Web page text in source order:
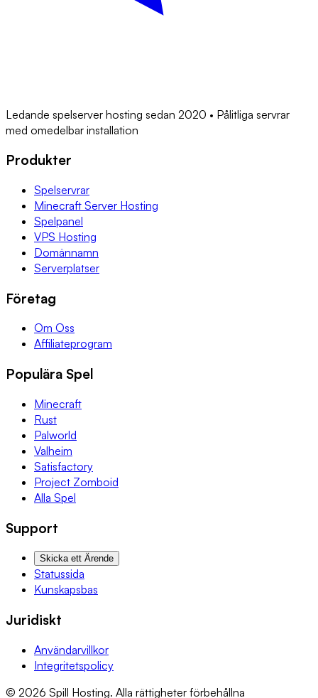
Ledande spelserver hosting sedan 2020 • Pålitliga servrar
med omedelbar installation
Produkter
Spelservrar
Minecraft Server Hosting
Spelpanel
VPS Hosting
Domännamn
Serverplatser
Företag
Om Oss
Affiliateprogram
Populära Spel
Minecraft
Rust
Palworld
Valheim
Satisfactory
Project Zomboid
Alla Spel
Support
Skicka ett Ärende
Statussida
Kunskapsbas
Juridiskt
Användarvillkor
Integritetspolicy
© 2026 Spill Hosting. Alla rättigheter förbehållna